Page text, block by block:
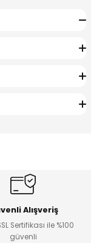
Alışveriş
Sertifikası ile %100
güvenli